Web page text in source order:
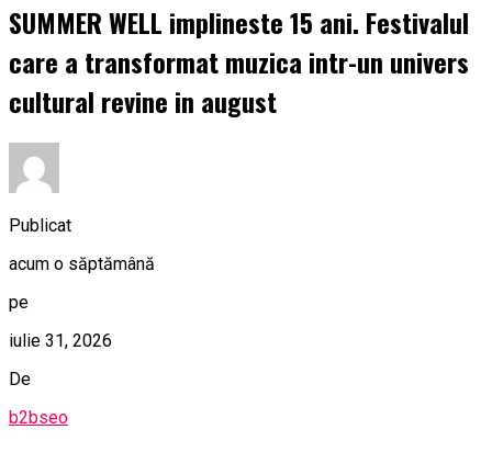
SUMMER WELL implineste 15 ani. Festivalul
care a transformat muzica intr-un univers
cultural revine in august
Publicat
acum o săptămână
pe
iulie 31, 2026
De
b2bseo